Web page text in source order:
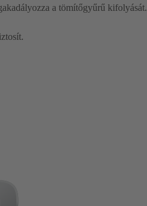
a tömítőgyűrű kifolyását.